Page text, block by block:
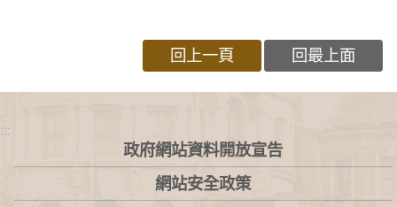
回上一頁 回最上面
:::
政府網站資料開放宣告
網站安全政策